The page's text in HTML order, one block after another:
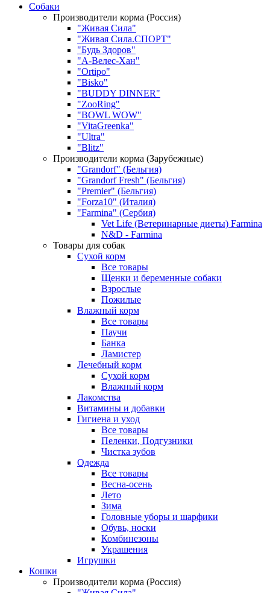
Собаки
Производители корма (Россия)
"Живая Сила"
"Живая Сила.СПОРТ"
"Будь Здоров"
"А-Велес-Хан"
"Ortipo"
"Bisko"
"BUDDY DINNER"
"ZooRing"
"BOWL WOW"
"VitaGreenka"
"Ultra"
"Blitz"
Производители корма (Зарубежные)
"Grandorf" (Бельгия)
"Grandorf Fresh" (Бельгия)
"Premier" (Бельгия)
"Forza10" (Италия)
"Farmina" (Сербия)
Vet Life (Ветеринарные диеты) Farmina
N&D - Farmina
Товары для собак
Сухой корм
Все товары
Щенки и беременные собаки
Взрослые
Пожилые
Влажный корм
Все товары
Паучи
Банка
Ламистер
Лечебный корм
Сухой корм
Влажный корм
Лакомства
Витамины и добавки
Гигиена и уход
Все товары
Пеленки, Подгузники
Чистка зубов
Одежда
Все товары
Весна-осень
Лето
Зима
Головные уборы и шарфики
Обувь, носки
Комбинезоны
Украшения
Игрушки
Кошки
Производители корма (Россия)